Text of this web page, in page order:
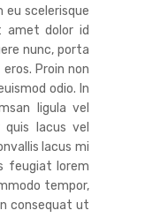
scelerisque
amet dolor id
nunc, porta
Proin non
odio. In
ligula vel
lacus vel
lacus mi
feugiat lorem
tempor,
consequat ut